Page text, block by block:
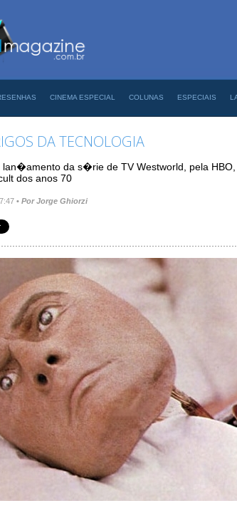
CINEMA ESPECIAL COLUNAS ESPECIAIS
DA TECNOLOGIA
lan�amento da s�rie de TV Westworld, pela
dos anos 70
• Por Jorge Ghiorzi